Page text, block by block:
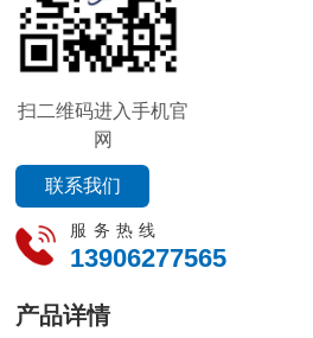
扫二维码进入手机官
网
联系我们
服务热线
13906277565
产品详情